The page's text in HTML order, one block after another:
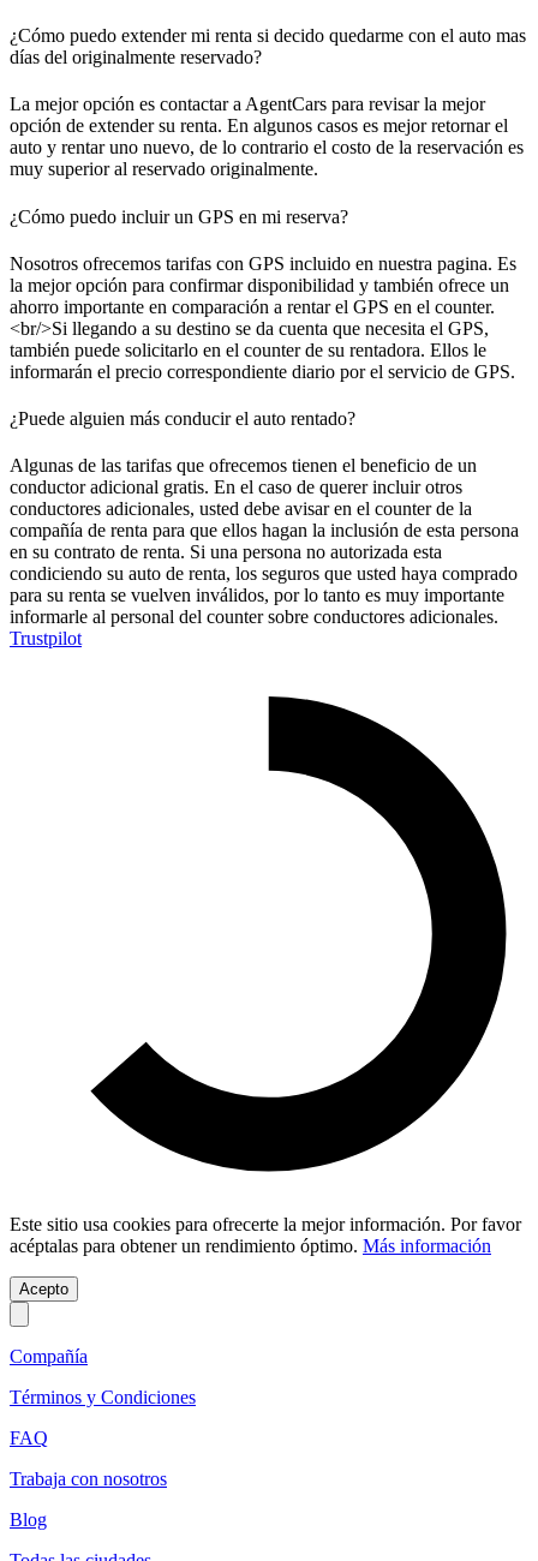
¿Cómo puedo extender mi renta si decido quedarme con el auto mas
días del originalmente reservado?
La mejor opción es contactar a AgentCars para revisar la mejor
opción de extender su renta. En algunos casos es mejor retornar el
auto y rentar uno nuevo, de lo contrario el costo de la reservación es
muy superior al reservado originalmente.
¿Cómo puedo incluir un GPS en mi reserva?
Nosotros ofrecemos tarifas con GPS incluido en nuestra pagina. Es
la mejor opción para confirmar disponibilidad y también ofrece un
ahorro importante en comparación a rentar el GPS en el counter.
<br/>Si llegando a su destino se da cuenta que necesita el GPS,
también puede solicitarlo en el counter de su rentadora. Ellos le
informarán el precio correspondiente diario por el servicio de GPS.
¿Puede alguien más conducir el auto rentado?
Algunas de las tarifas que ofrecemos tienen el beneficio de un
conductor adicional gratis. En el caso de querer incluir otros
conductores adicionales, usted debe avisar en el counter de la
compañía de renta para que ellos hagan la inclusión de esta persona
en su contrato de renta. Si una persona no autorizada esta
condiciendo su auto de renta, los seguros que usted haya comprado
para su renta se vuelven inválidos, por lo tanto es muy importante
informarle al personal del counter sobre conductores adicionales.
Trustpilot
Este sitio usa cookies para ofrecerte la mejor información. Por favor
acéptalas para obtener un rendimiento óptimo. Más información
Acepto
Compañía
Términos y Condiciones
FAQ
Trabaja con nosotros
Blog